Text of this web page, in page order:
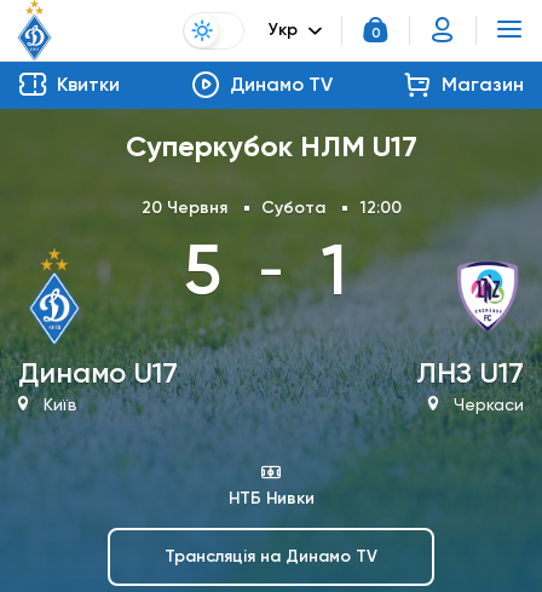
Укр 0
Квитки Динамо TV Магазин
Суперкубок НЛМ U17
20 Червня Субота 12:00
Динамо U17
Київ
5 - 1
ЛНЗ U17
Черкаси
НТБ Нивки
Трансляція на Динамо TV